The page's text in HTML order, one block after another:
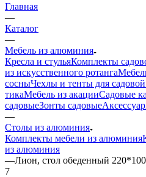
Главная
—
Каталог
—
Мебель из алюминия
Кресла и стульяКомплекты
из искусственного ротанга
сосныЧехлы и тенты для
тикаМебель из акацииСадовые
садовыеЗонты садовые
—
Столы из алюминия
Комплекты мебели из алюминия
из алюминия
—Лион, стол обеденный
7